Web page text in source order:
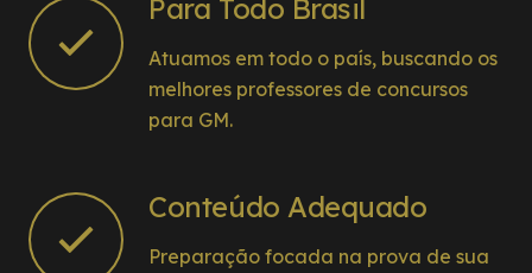
Para Todo Brasil
Atuamos em todo o país, buscando os
melhores professores de concursos
para GM.
Conteúdo Adequado
Preparação focada na prova de sua